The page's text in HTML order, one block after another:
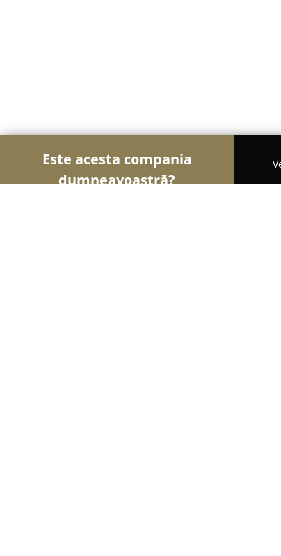
Este acesta compania
dumneavoastră?